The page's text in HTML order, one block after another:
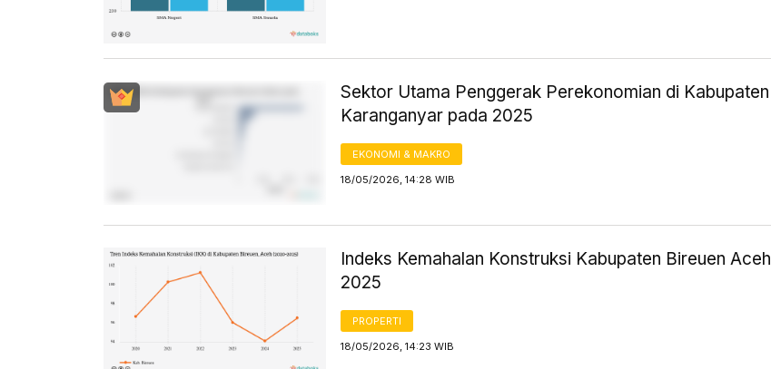
Sektor Utama Penggerak Perekonomian di Kabupaten
Karanganyar pada 2025
EKONOMI & MAKRO
18/05/2026, 14:28 WIB
Indeks Kemahalan Konstruksi Kabupaten Bireuen Aceh
2025
PROPERTI
18/05/2026, 14:23 WIB